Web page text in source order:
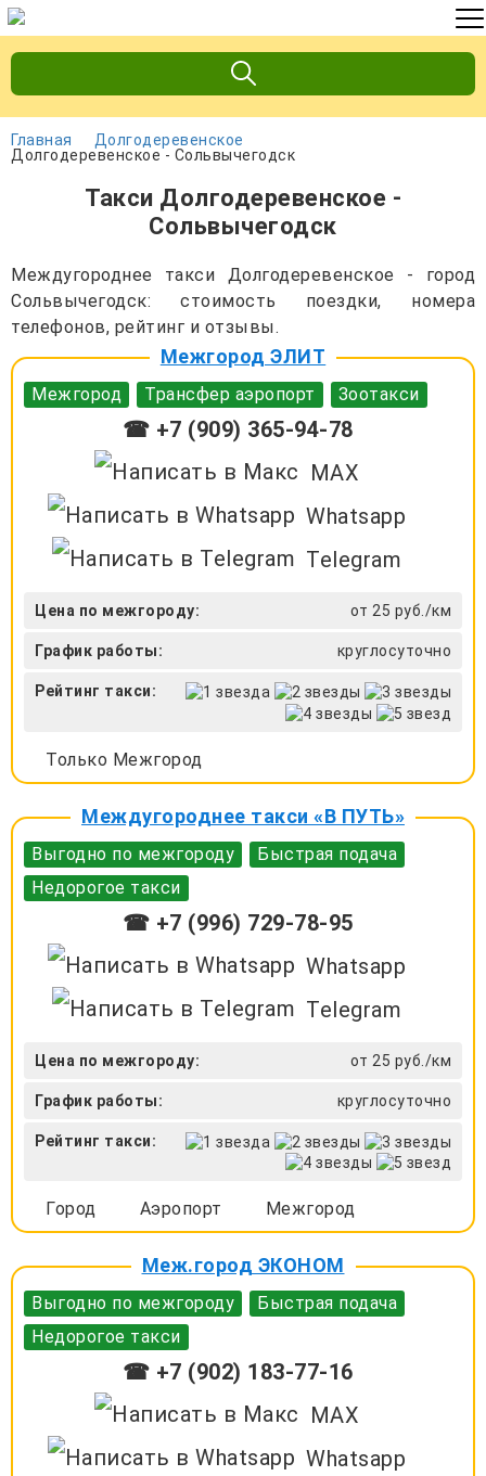
Главная
Долгодеревенское
Долгодеревенское - Сольвычегодск
Такси Долгодеревенское -
Сольвычегодск
Междугороднее такси Долгодеревенское - город
Сольвычегодск: стоимость поездки, номера
телефонов, рейтинг и отзывы.
Межгород ЭЛИТ
Межгород Трансфер аэропорт Зоотакси
☎ +7 (909) 365-94-78
MAX
Whatsapp
Telegram
Цена по межгороду: от 25 руб./км
График работы: круглосуточно
Рейтинг такси:
Только Межгород
Междугороднее такси «В ПУТЬ»
Выгодно по межгороду
Быстрая подача
Недорогое такси
☎ +7 (996) 729-78-95
Whatsapp
Telegram
Цена по межгороду: от 25 руб./км
График работы: круглосуточно
Рейтинг такси:
Город Аэропорт Межгород
Меж.город ЭКОНОМ
Выгодно по межгороду
Быстрая подача
Недорогое такси
☎ +7 (902) 183-77-16
MAX
Whatsapp